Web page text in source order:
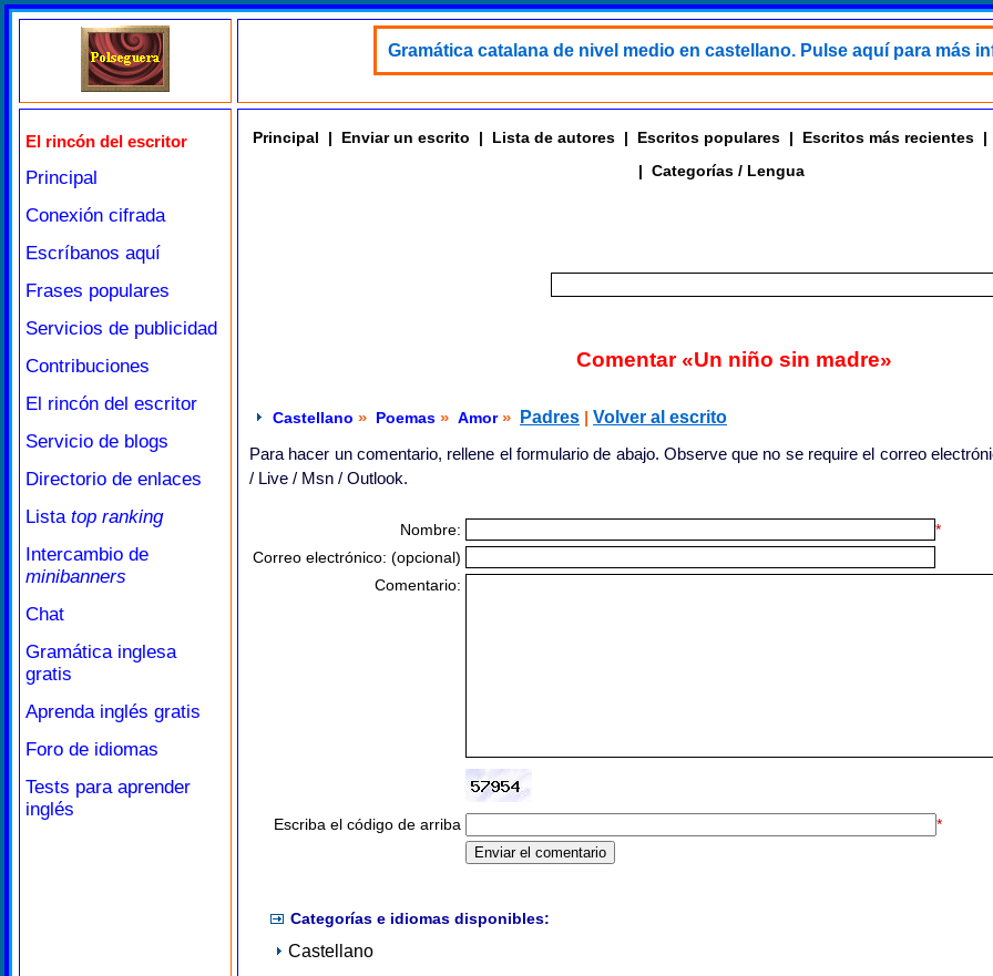
Gramática catalana de nivel medio en castellano. Pulse aquí para más
El rincón del escritor
Principal
Conexión cifrada
Escríbanos aquí
Frases populares
Servicios de publicidad
Contribuciones
El rincón del escritor
Servicio de blogs
Directorio de enlaces
Lista top ranking
Intercambio de
minibanners
Chat
Gramática inglesa
gratis
Aprenda inglés gratis
Foro de idiomas
Tests para aprender
inglés
Principal | Enviar un escrito | Lista de autores | Escritos populares | Escritos más recientes |
| Categorías / Lengua
Comentar «Un niño sin madre»
Castellano » Poemas » Amor» Padres | Volver al escrito
Para hacer un comentario, rellene el formulario de abajo. Observe que no se require el correo
/ Live / Msn / Outlook.
Nombre:
*
Correo electrónico: (opcional)
Comentario:
Escriba el código de arriba *
Categorías e idiomas disponibles:
Castellano